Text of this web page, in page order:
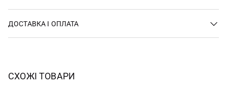
ДОСТАВКА І ОПЛАТА
СХОЖІ ТОВАРИ